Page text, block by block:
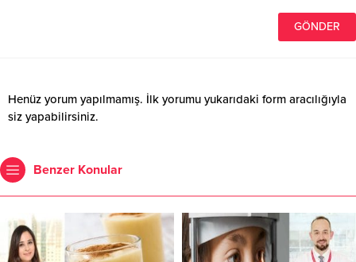
Henüz yorum yapılmamış. İlk yorumu yukarıdaki form aracılığıyla
siz yapabilirsiniz.
Benzer Konular